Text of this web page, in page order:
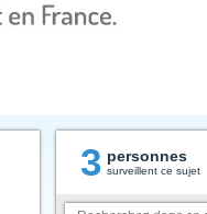
3 personnes
surveillent ce sujet